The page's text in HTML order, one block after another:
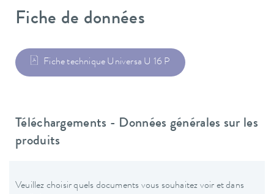
Fiche de données
Fiche technique Universa U 16 P
Téléchargements - Données générales sur les
produits
Veuillez choisir quels documents vous souhaitez voir et dans